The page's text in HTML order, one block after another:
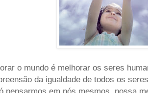
o mundo é melhorar os seres
da igualdade de todos os